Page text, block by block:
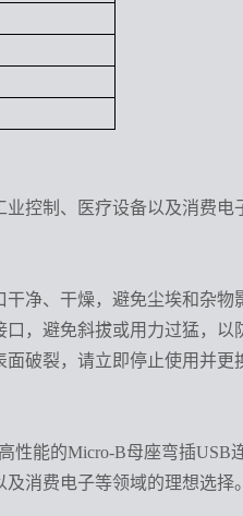
控制、医疗设备以及消费
净、干燥，避免尘埃和杂物
口，避免斜拔或用力过猛，以
破裂，请立即停止使用并更
性能的Micro-B母座弯插
及消费电子等领域的理想选